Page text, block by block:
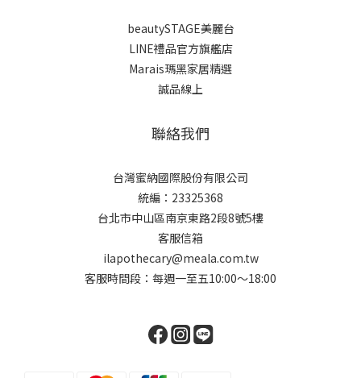
beautySTAGE美麗台
LINE禮品官方旗艦店
Marais瑪黑家居精選
誠品線上
聯絡我們
台灣蜜納國際股份有限公司
統編：23325368
台北市中山區南京東路2段8號5樓
客服信箱
ilapothecary@meala.com.tw
客服時間段：每週一至五10:00～18:00